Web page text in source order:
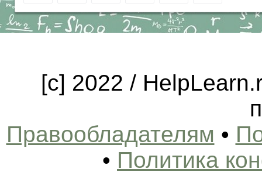
[c] 2022 /
Правообладателям •
• Политика